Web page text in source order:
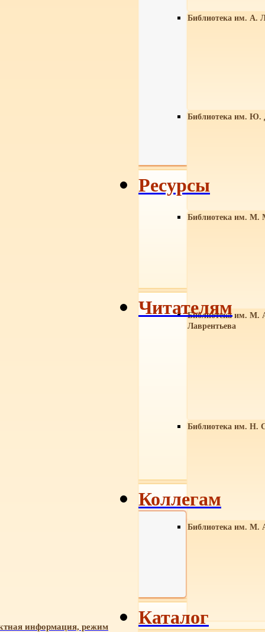
Библиотека им. А.
Библиотека им. Ю.
Библиотека им. М.
Библиотека им. М.
Лаврентьева
Библиотека им. Н.
Библиотека им. М.
информация, режим
Ресурсы
Читателям
Коллегам
Каталог